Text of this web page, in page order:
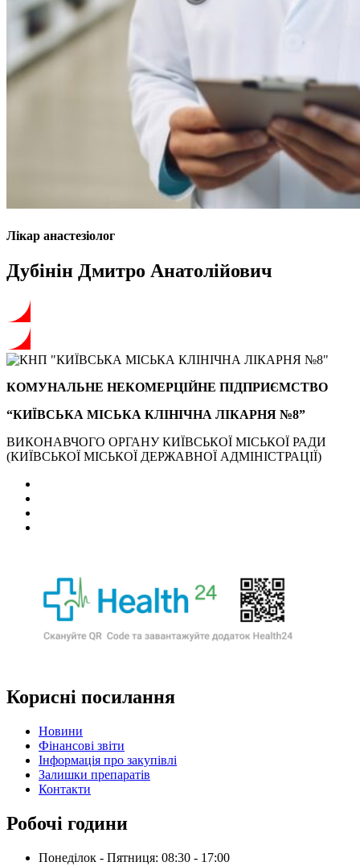
Лікар анастезіолог
Дубінін Дмитро Анатолійович
КОМУНАЛЬНЕ НЕКОМЕРЦІЙНЕ ПІДПРИЄМСТВО
“КИЇВСЬКА МІСЬКА КЛІНІЧНА ЛІКАРНЯ №8”
ВИКОНАВЧОГО ОРГАНУ КИЇВСЬКОЇ МІСЬКОЇ РАДИ
(КИЇВСЬКОЇ МІСЬКОЇ ДЕРЖАВНОЇ АДМІНІСТРАЦІЇ)
Корисні посилання
Новини
Фінансові звіти
Інформація про закупівлі
Залишки препаратів
Контакти
Робочі години
Понеділок - Пятниця: 08:30 - 17:00